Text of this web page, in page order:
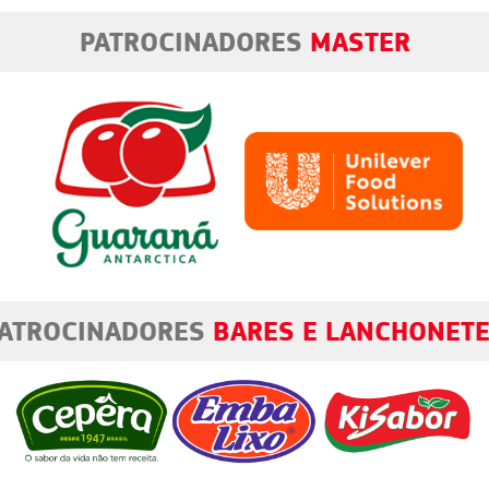
PATROCINADORES MASTER
BARES E LANCHONETES